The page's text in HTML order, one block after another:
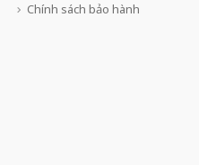
Chính sách bảo hành